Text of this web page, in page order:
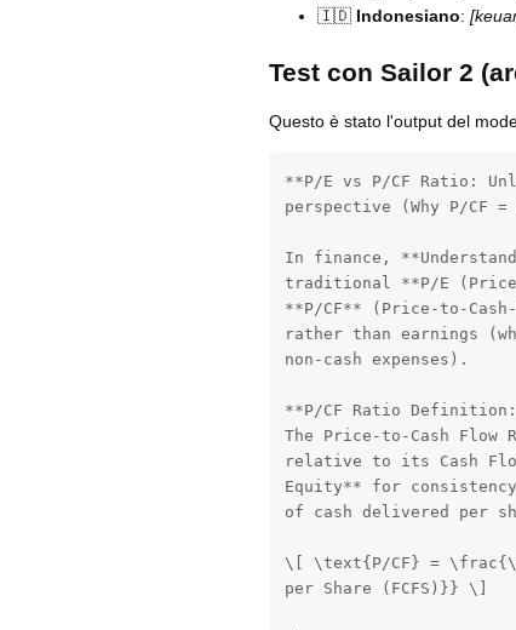
🇮🇩 Indonesiano:
Test con Sailor 2
Questo è stato l'output del
**P/E vs P/CF Ratio:
perspective (Why P/CF
In finance,
traditional **P/E
**P/CF** (Price-to-
rather than earnings
non-cash expenses).
**P/CF Ratio
The Price-to-Cash
relative to its Cash
Equity** for
of cash delivered per
\[ \text{P/CF} =
per Share (FCFS)}} \]